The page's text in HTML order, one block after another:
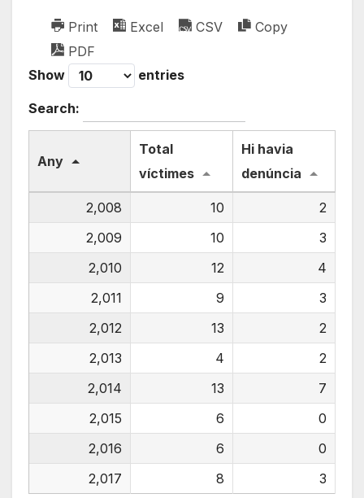
Print Excel CSV
Copy
PDF
Show
entries
Search:
Any
Total
víctimes
Hi havia
denúncia
2,008 10
2
2,009
10
3
2,010
12
4
2,011
9
3
2,012
13
2
2,013
4
2
2,014
13
7
2,015
6
0
2,016
6
0
2,017
8 3